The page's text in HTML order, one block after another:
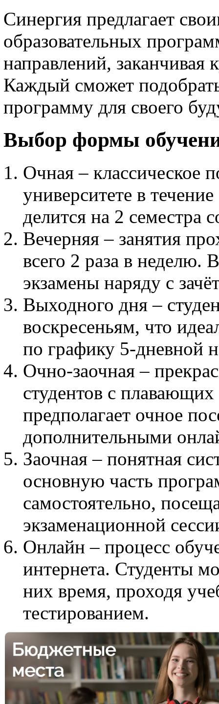
Синергия предлагает
образовательных
направлений,
Каждый сможет
программу для своего
Выбор формы
Очная – классическое
университете в
делится на 2 семестра
Вечерняя – занятия
всего 2 раза в неделю.
экзамены наряду с
Выходного дня –
воскресеньям, что
по графику 5-дневной
Очно-заочная –
студентов с
предполагает очное
дополнительными
Заочная – понятная
основную часть
самостоятельно,
экзаменационной
Онлайн – процесс
интернета. Студенты
них время, проходя
тестированием.